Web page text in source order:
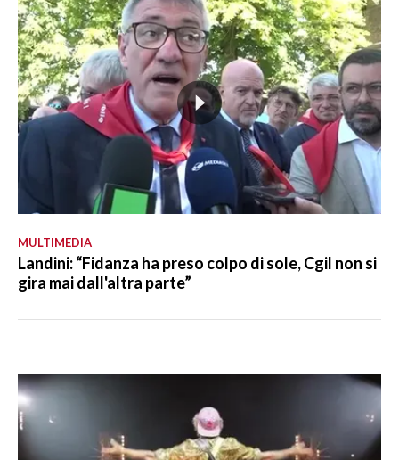
MULTIMEDIA
Landini: “Fidanza ha preso colpo di sole, Cgil non si
gira mai dall'altra parte”